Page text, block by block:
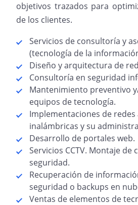
objetivos trazados para
de los clientes.
Servicios de consultoría y
(tecnología de la
Diseño y arquitectura de
Consultoría en seguridad
Mantenimiento preventivo
equipos de tecnología.
Implementaciones de redes
inalámbricas y su
Desarrollo de portales web.
Servicios CCTV. Montaje de
seguridad.
Recuperación de
seguridad o backups en
Ventas de elementos de